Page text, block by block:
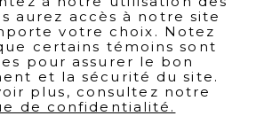
aurez accès à notre site
votre choix. Notez
certains témoins sont
pour assurer le bon
et la sécurité du site.
plus, consultez notre
de confidentialité.